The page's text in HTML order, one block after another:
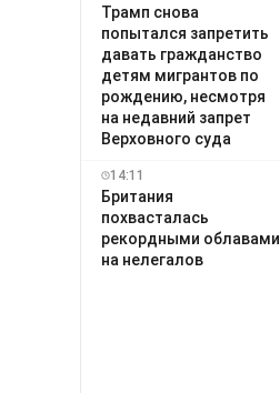
Трамп снова
попытался запретить
давать гражданство
детям мигрантов по
рождению, несмотря
на недавний запрет
Верховного суда
14:11
Британия
похвасталась
рекордными облавами
на нелегалов